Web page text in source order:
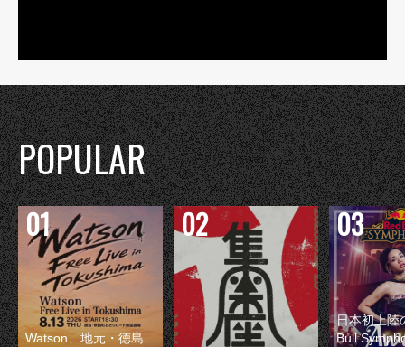
POPULAR
Watson、地元・徳島
日本初上陸
Bull